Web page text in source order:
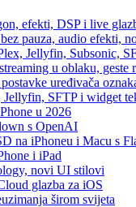
efekti, DSP i live
pauza, audio efekti,
Jellyfin, Subsonic,
u oblaku, geste
uređivača
SFTP i widget
u 2026
s OpenAI
na iPhoneu i Macu s
i iPad
novi UI stilovi
glazba za iOS
širom svijeta